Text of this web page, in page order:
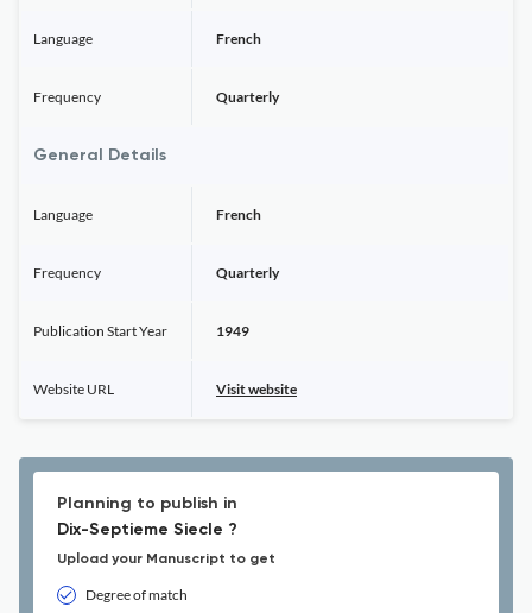
Language French
Frequency Quarterly
General Details
Language French
Frequency Quarterly
Publication Start Year 1949
Website URL Visit website
Planning to publish in
Dix-Septieme Siecle ?
Upload your Manuscript to get
Degree of match